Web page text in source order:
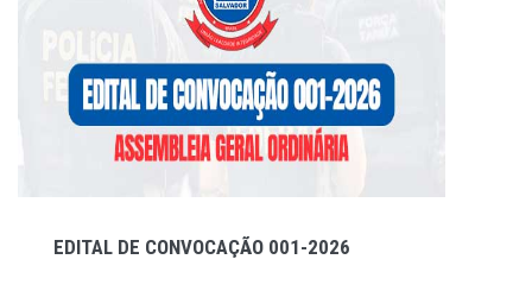
EDITAL DE CONVOCAÇÃO 001-2026